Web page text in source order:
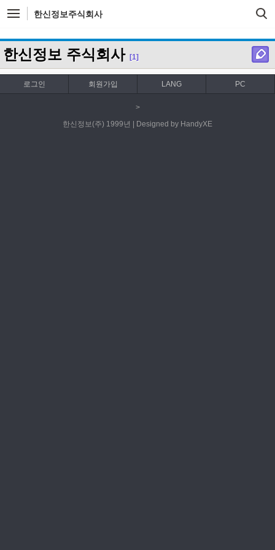
한신정보주식회사
한신정보 주식회사 [1]
로그인 회원가입 LANG PC
>
한신정보(주) 1999년 | Designed by HandyXE